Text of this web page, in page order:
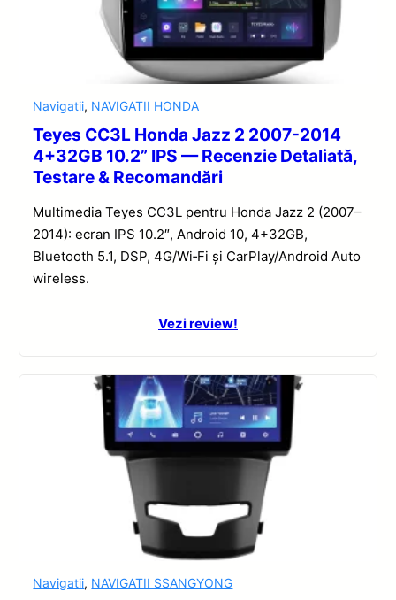
Navigatii, NAVIGATII HONDA
Teyes CC3L Honda Jazz 2 2007-2014
4+32GB 10.2” IPS — Recenzie Detaliată,
Testare & Recomandări
Multimedia Teyes CC3L pentru Honda Jazz 2 (2007–
2014): ecran IPS 10.2″, Android 10, 4+32GB,
Bluetooth 5.1, DSP, 4G/Wi‑Fi și CarPlay/Android Auto
wireless.
Vezi review!
Navigatii, NAVIGATII SSANGYONG